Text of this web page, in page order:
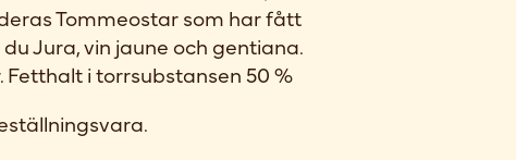
Tommeostar som har fått
Jura, vin jaune och gentiana.
i torrsubstansen 50 %